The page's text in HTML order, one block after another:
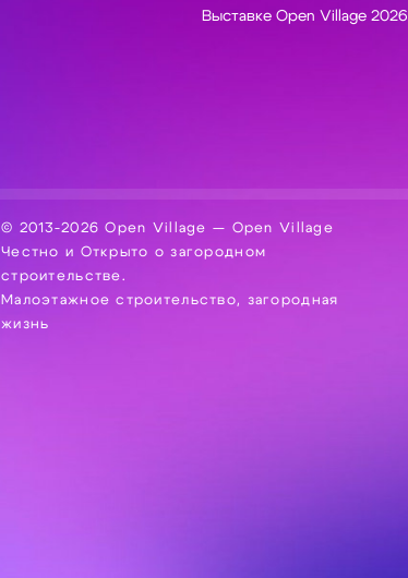
Выставке Open Village 2026
© 2013-2026 Open Village — Open Village
Честно и Открыто о загородном
строительстве.
Малоэтажное строительство, загородная
жизнь